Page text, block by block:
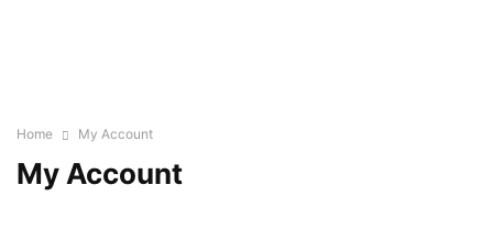
Home My Account
My Account